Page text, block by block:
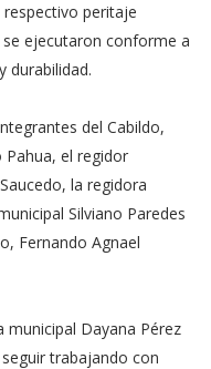
peritaje
ejecutaron conforme a
durabilidad.
del Cabildo,
Pahua, el regidor
la regidora
Silviano Paredes
Fernando Agnael
Dayana Pérez
trabajando con